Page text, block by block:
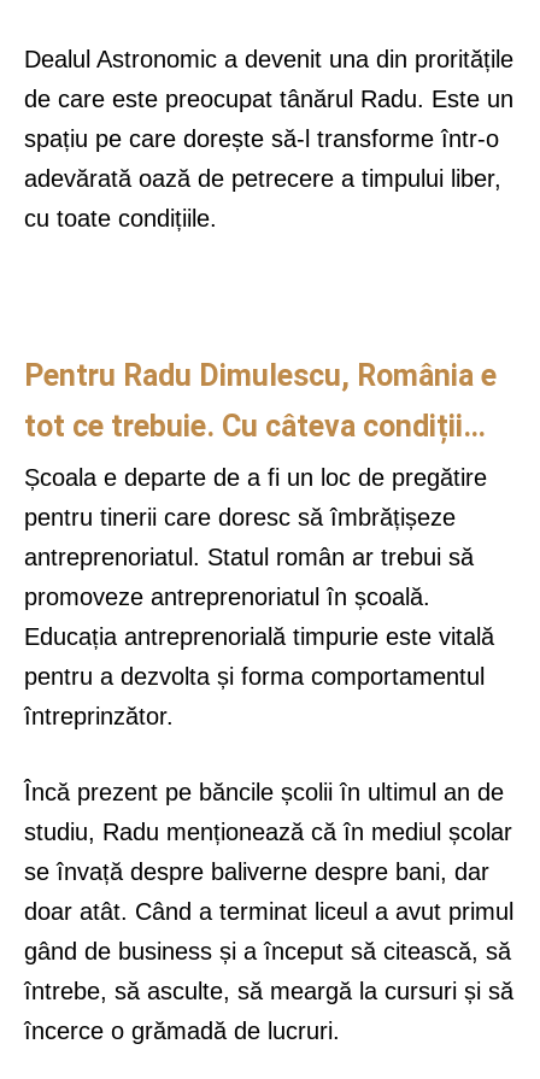
Dealul Astronomic a devenit una din proritățile
de care este preocupat tânărul Radu. Este un
spațiu pe care dorește să-l transforme într-o
adevărată oază de petrecere a timpului liber,
cu toate condițiile.
Pentru Radu Dimulescu, România e
tot ce trebuie. Cu câteva condiții…
Școala e departe de a fi un loc de pregătire
pentru tinerii care doresc să îmbrățișeze
antreprenoriatul. Statul român ar trebui să
promoveze antreprenoriatul în școală.
Educația antreprenorială timpurie este vitală
pentru a dezvolta și forma comportamentul
întreprinzător.
Încă prezent pe băncile școlii în ultimul an de
studiu, Radu menționează că în mediul școlar
se învață despre baliverne despre bani, dar
doar atât. Când a terminat liceul a avut primul
gând de business și a început să citească, să
întrebe, să asculte, să meargă la cursuri și să
încerce o grămadă de lucruri.